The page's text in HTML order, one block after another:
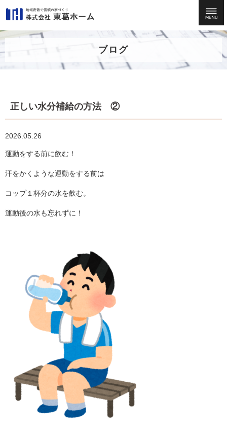
ブログ
正しい水分補給の方法 ②
2026.05.26
運動をする前に飲む！
汗をかくような運動をする前は
コップ１杯分の水を飲む。
運動後の水も忘れずに！